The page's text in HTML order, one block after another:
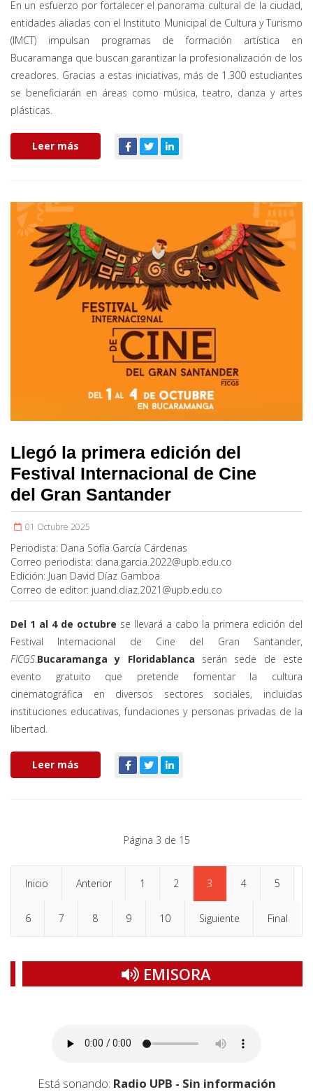
En un esfuerzo por fortalecer el panorama cultural de la ciudad,
entidades aliadas con el Instituto Municipal de Cultura y Turismo
(IMCT) impulsan programas de formación artística en
Bucaramanga que buscan garantizar la profesionalización de los
creadores. Gracias a estas iniciativas, más de 1.300 estudiantes
se beneficiarán en áreas como música, teatro, danza y artes
plásticas.
Leer más
Llegó la primera edición del
Festival Internacional de Cine
del Gran Santander
01 Octubre 2025
Periodista: Dana Sofía García Cárdenas
Correo periodista: dana.garcia.2022@upb.edu.co
Edición: Juan David Díaz Gamboa
Correo de editor: juand.diaz.2021@upb.edu.co
Del 1 al 4 de octubre se llevará a cabo la primera edición del
Festival Internacional de Cine del Gran Santander,
FICGS.Bucaramanga y Floridablanca serán sede de este
evento gratuito que pretende fomentar la cultura
cinematográfica en diversos sectores sociales, incluidas
instituciones educativas, fundaciones y personas privadas de la
libertad.
Leer más
Página 3 de 15
Inicio Anterior 1 2 3 4 5
6 7 8 9 10 Siguiente Final
EMISORA
Está sonando: Radio UPB - Sin información